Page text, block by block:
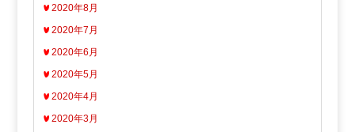
2020年8月
2020年7月
2020年6月
2020年5月
2020年4月
2020年3月